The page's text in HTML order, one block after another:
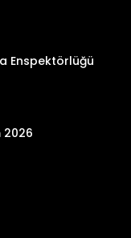
Enspektörlüğü
2026